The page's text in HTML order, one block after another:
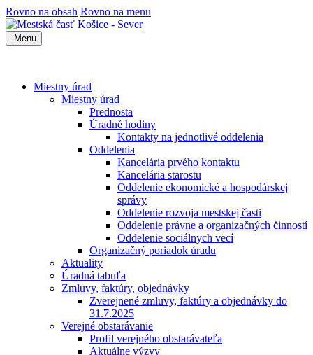
Rovno na obsah Rovno na menu
Menu
Miestny úrad
Miestny úrad
Prednosta
Úradné hodiny
Kontakty na jednotlivé oddelenia
Oddelenia
Kancelária prvého kontaktu
Kancelária starostu
Oddelenie ekonomické a hospodárskej
správy
Oddelenie rozvoja mestskej časti
Oddelenie právne a organizačných činností
Oddelenie sociálnych vecí
Organizačný poriadok úradu
Aktuality
Úradná tabuľa
Zmluvy, faktúry, objednávky
Zverejnené zmluvy, faktúry a objednávky do
31.7.2025
Verejné obstarávanie
Profil verejného obstarávateľa
Aktuálne výzvy